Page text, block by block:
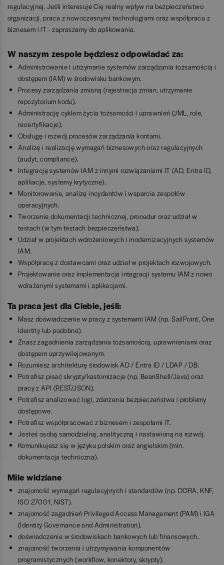
regulacyjnej. Jeśli interesuje Cię realny wpływ na bezpieczeństwo
organizacji, praca z nowoczesnymi technologiami oraz współpraca z
biznesem i IT - zapraszamy do aplikowania.
W naszym zespole będziesz odpowiadać za:
Administrowanie i utrzymanie systemów zarządzania tożsamością i
dostępem (IAM) w środowisku bankowym.
Procesy zarządzania zmianą (rejestracja zmian, utrzymanie
repozytorium kodu).
Administrację cyklem życia tożsamości i uprawnień (JML, role,
recertyfikacje).
Obsługę i rozwój procesów zarządzania kontami.
Analizę i realizację wymagań biznesowych oraz regulacyjnych
(audyt, compliance).
Integrację systemów IAM z innymi rozwiązaniami IT (AD, Entra ID,
aplikacje, systemy krytyczne).
Monitorowanie, analizę incydentów i wsparcie zespołów
operacyjnych.
Tworzenie dokumentacji technicznej, procedur oraz udział w
testach (w tym testach bezpieczeństwa).
Udział w projektach wdrożeniowych i modernizacyjnych systemów
IAM.
Współpracę z dostawcami oraz udział w projektach rozwojowych.
Projektowanie oraz implementacja integracji systemu IAM z nowo
wdrażanymi systemami i aplikacjami.
Ta praca jest dla Ciebie, jeśli:
Masz doświadczenie w pracy z systemami IAM (np. SailPoint, One
Identity lub podobne).
Znasz zagadnienia zarządzania tożsamością, uprawnieniami oraz
dostępem uprzywilejowanym.
Rozumiesz architekturę środowisk AD / Entra ID / LDAP / DB.
Potrafisz pisać skrypty/kastomizacje (np. BeanShell/Java) oraz
pracy z API (REST/JSON).
Potrafisz analizować logi, zdarzenia bezpieczeństwa i problemy
dostępowe.
Potrafisz współpracować z biznesem i zespołami IT.
Jesteś osobą samodzielną, analityczną i nastawioną na rozwój.
Komunikujesz się w języku polskim oraz angielskim (min.
dokumentacja techniczna).
Mile widziane
znajomość wymagań regulacyjnych i standardów (np. DORA, KNF,
ISO 27001, NIST).
znajomość zagadnień Privileged Access Management (PAM) i IGA
(Identity Governance and Administration).
doświadczenie w środowiskach bankowych lub finansowych.
znajomość tworzenia i utrzymywania komponentów
programistycznych (workflow, konektory, skrypty).